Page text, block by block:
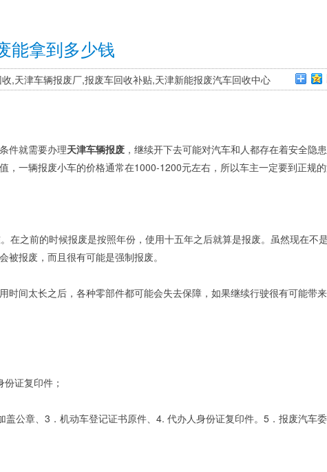
能拿到多少钱
津车辆报废厂,报废车回收补贴,天津新能报废汽车回收中心
件就需要办理天津车辆报废，继续开下去可能对汽车和人都存在着安全隐
一辆报废小车的价格通常在1000-1200元左右，所以车主一定要到正规
之前的时候报废是按照年份，使用十五年之后就算是报废。虽然现在不
报废，而且很有可能是强制报废。
间太长之后，各种零部件都可能会失去保障，如果继续行驶很有可能带来
证复印件；
公章、3．机动车登记证书原件、4. 代办人身份证复印件。5．报废汽车